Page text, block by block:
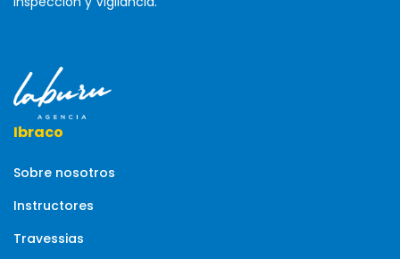
Ibraco
Sobre nosotros
Instructores
Travessias